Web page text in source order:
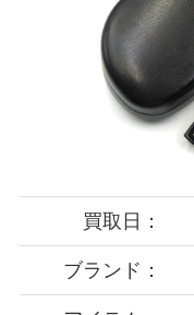
買取日：
ブランド：